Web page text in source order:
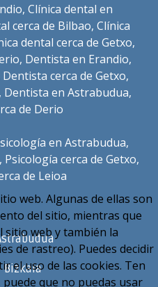
, Clínica dental en
cerca de Bilbao, Clínica
dental cerca de Getxo,
, Dentista en Erandio,
Dentista cerca de Getxo,
, Dentista en Astrabudua,
de Derio
en Astrabudua,
, Psicología cerca de Getxo,
de Leioa
Bizkaia
web. Algunas de ellas son
del sitio, mientras que
web y también la
de rastreo). Puedes decidir
el uso de las cookies. Ten
que no puedas usar